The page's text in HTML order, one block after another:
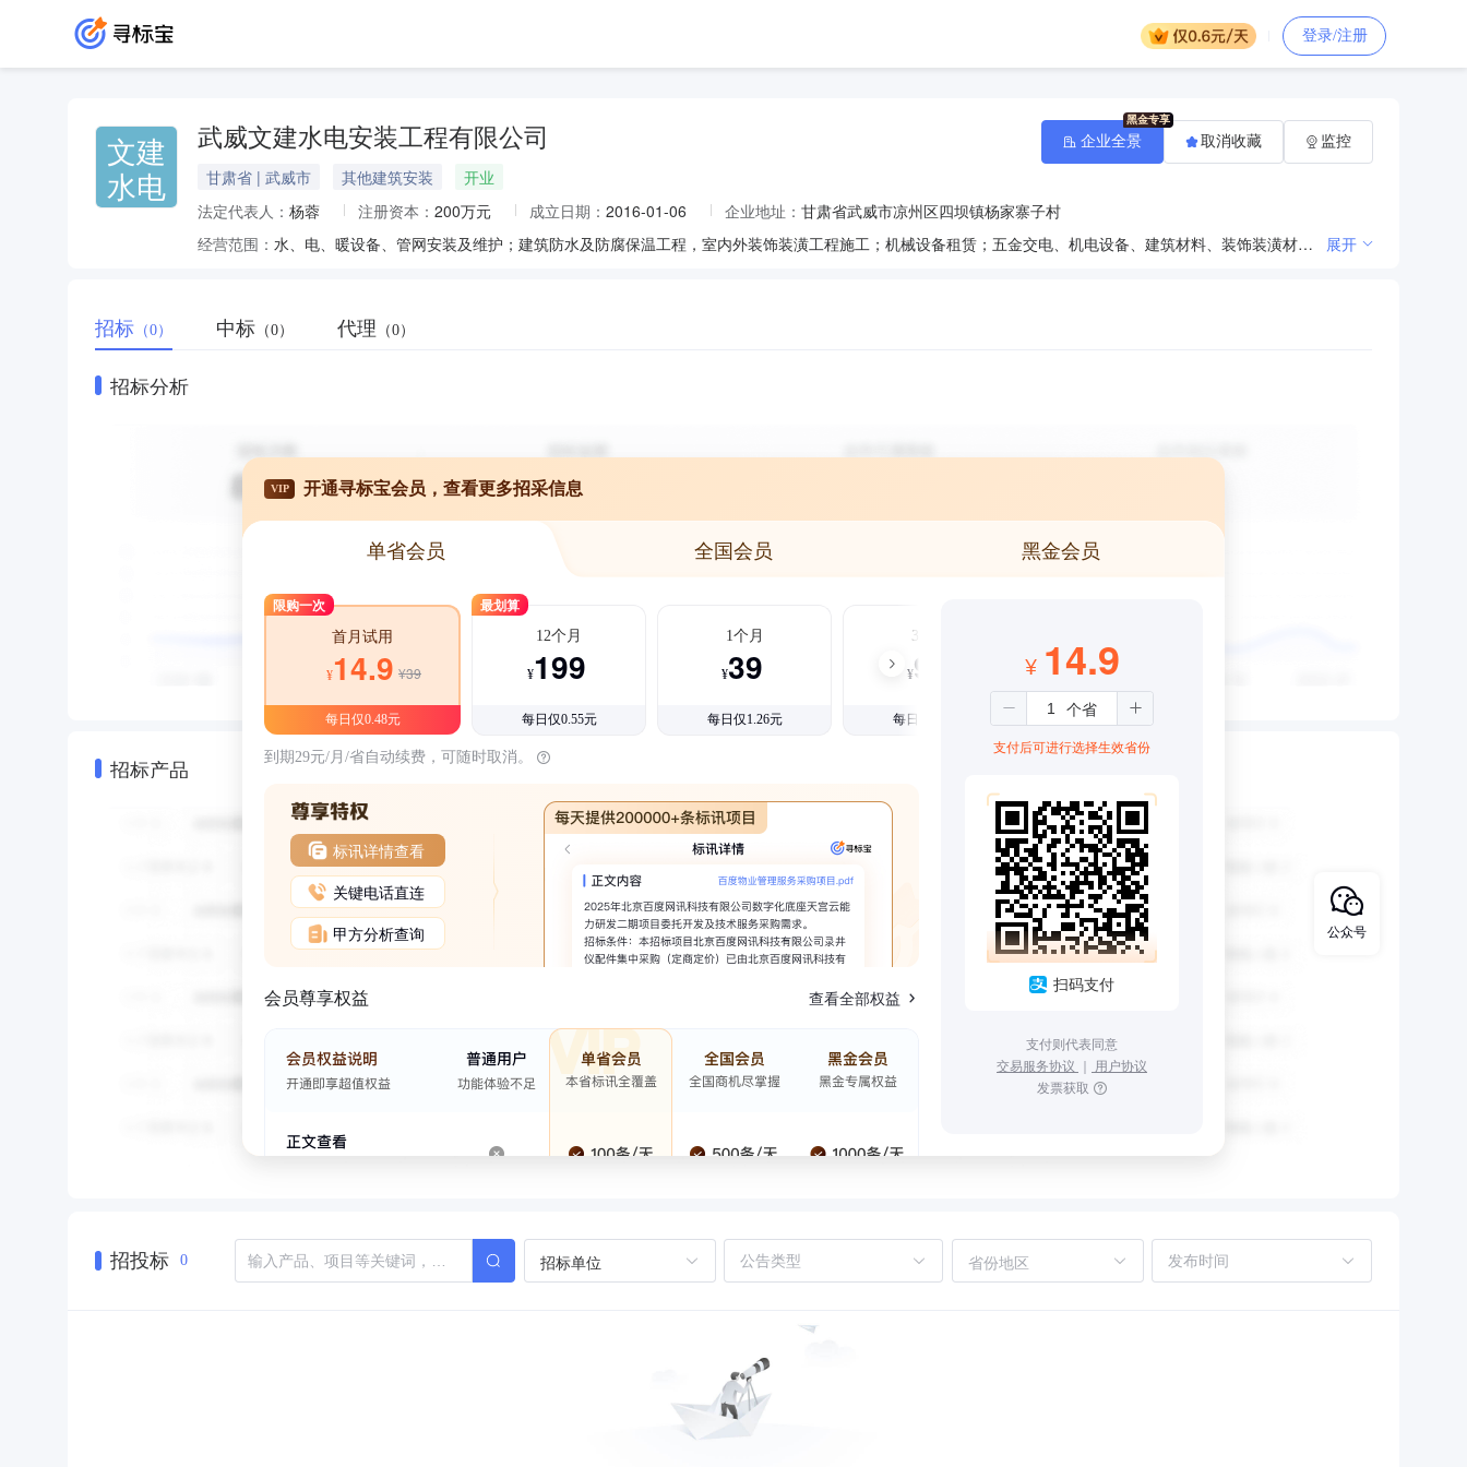
登录/注册
文建
水电
武威文建水电安装工程有限公司
甘肃省 | 武威市 其他建筑安装
开业
法定代表人： 杨蓉 注册资本： 200万元 成立日期： 2016-01-06 企业地址： 甘肃省武威市凉州区四坝镇杨家寨子村
经营范围：
水、电、暖设备、管网安装及维护；建筑防水及防腐保温工程，室内外装饰装潢工程施工；机械设备租赁；五金交电、机电设备、建筑材料、装饰装潢材料、防水材料、钢材、木材、办公家具、厨具燃具、环保环卫设施设备销售。（依法须经批准的项目，经相关部门批准后方可开展经营活动）*** 展开
企业全景 取消收藏 监控
招标 （0） 中标 （0） 代理 （0）
招标分析
招标产品
VIP 开通寻标宝会员，查看更多招采信息
单省会员 全国会员 黑金会员
限购一次
首月试用
¥14.9 ¥39
每日仅0.48元
最划算
12个月
¥199
每日仅0.55元
1个月
¥39
每日仅1.26元
3个月
¥99
每日仅1.08元
到期29元/月/省自动续费，可随时取消。
标讯详情查看
关键电话直连
甲方分析查询
会员尊享权益 查看全部权益
¥ 14.9
支付后可进行选择生效省份
扫码支付
支付则代表同意
交易服务协议 ｜ 用户协议
发票获取
招投标 0 招标单位 省份地区
公众号